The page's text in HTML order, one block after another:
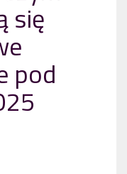
się
pod